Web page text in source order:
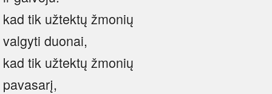
kad tik užtektų žmonių
valgyti duonai,
kad tik užtektų žmonių
pavasarį,